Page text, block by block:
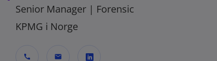
Senior Manager | Forensic
KPMG i Norge
call mail